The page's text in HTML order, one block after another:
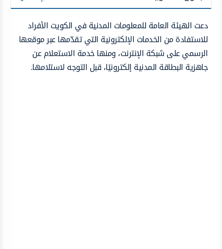
دعت الهيئة العامة للمعلومات المدنية في الكويت الأفراد
للاستفادة من الخدمات الإلكترونية التي تقدّمها عبر موقعها
الرسمي على شبكة الإنترنت، ومنها خدمة الاستعلام عن
جاهزية البطاقة المدنية إلكترونيًا، قبل التوجه لاستلامها.